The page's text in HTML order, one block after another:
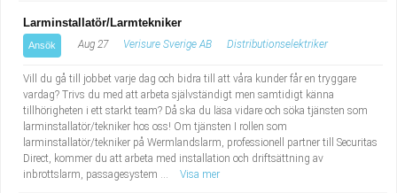
Larminstallatör/Larmtekniker
Ansök Aug 27 Verisure Sverige AB Distributionselektriker
Vill du gå till jobbet varje dag och bidra till att våra kunder får en tryggare
vardag? Trivs du med att arbeta självständigt men samtidigt känna
tillhörigheten i ett starkt team? Då ska du läsa vidare och söka tjänsten som
larminstallatör/tekniker hos oss! Om tjänsten I rollen som
larminstallatör/tekniker på Wermlandslarm, professionell partner till Securitas
Direct, kommer du att arbeta med installation och driftsättning av
inbrottslarm, passagesystem ...
Visa mer